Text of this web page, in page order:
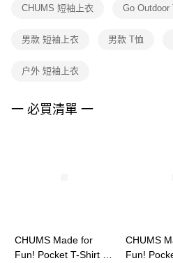
１．透過由恩沛科技股份有限公司提供之
權轉讓予恩沛科技股份有限公司。
３．未成年的使用者請事先徵得法定代理
４．使用「AFTEE先享後付」時，將依據
CHUMS 短袖上衣 Go Outdoor
男款 短袖上衣 男款 T恤
户外 短袖上衣
一 必買清單 一
CHUMS Made for
Fun! Pocket T-Shirt 男
CHUMS
Fun!